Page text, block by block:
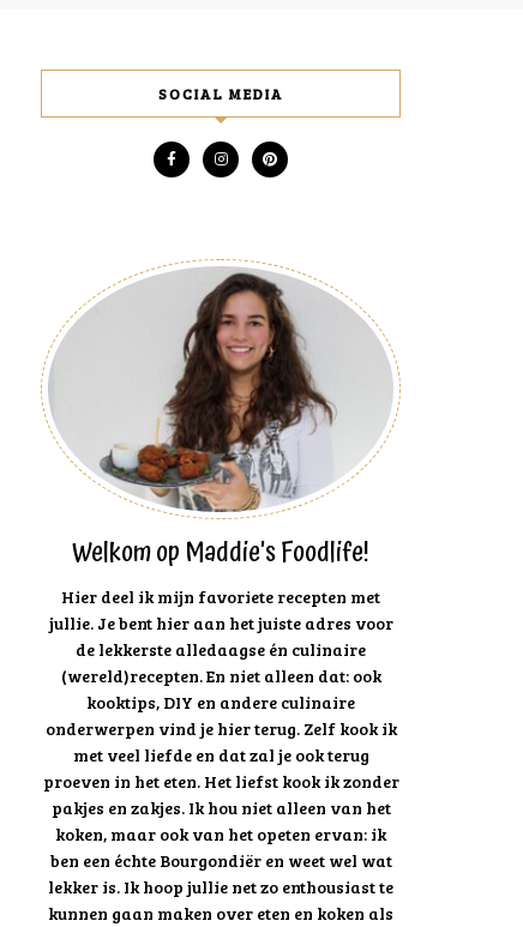
SOCIAL MEDIA
Welkom op Maddie's Foodlife!
Hier deel ik mijn favoriete recepten met
jullie. Je bent hier aan het juiste adres voor
de lekkerste alledaagse én culinaire
(wereld)recepten. En niet alleen dat: ook
kooktips, DIY en andere culinaire
onderwerpen vind je hier terug. Zelf kook ik
met veel liefde en dat zal je ook terug
proeven in het eten. Het liefst kook ik zonder
pakjes en zakjes. Ik hou niet alleen van het
koken, maar ook van het opeten ervan: ik
ben een échte Bourgondiër en weet wel wat
lekker is. Ik hoop jullie net zo enthousiast te
kunnen gaan maken over eten en koken als